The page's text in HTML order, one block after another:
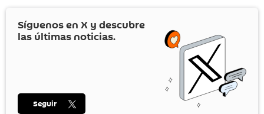
Síguenos en X y descubre
las últimas noticias.
Seguir